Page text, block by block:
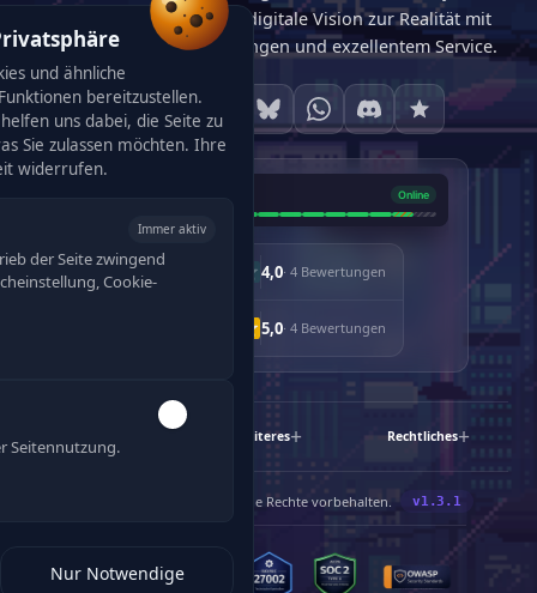
Größe. Wir machen Ihre digitale Vision zur Realität mit
maßgeschneiderten Lösungen und exzellentem Service.
4,0· 4 Bewertungen
5,0· 4 Bewertungen
Weiteres Rechtliches
Gruppe. Alle Rechte vorbehalten.
120
und ähnliche
bereitzustellen.
uns dabei, die Seite zu
Sie zulassen möchten. Ihre
widerrufen.
Immer aktiv
der Seite zwingend
Cookie-
Seitennutzung.
Nur Notwendige